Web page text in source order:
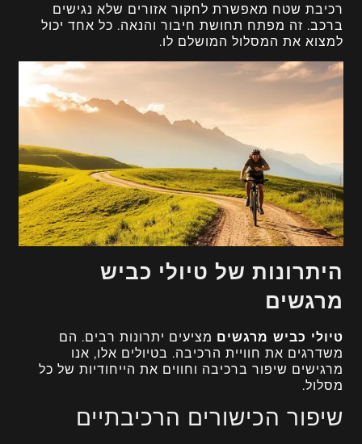
רכיבת שטח מאפשרת לחקור אזורים שלא נגישים
ברכב. זה מפתח תחושת חיבור והנאה. כל אחד יכול
למצוא את המסלול המושלם לו.
היתרונות של טיולי כביש
מרגשים
טיולי כביש מרגשים מציעים יתרונות רבים. הם
משדרגים את חוויית הרכיבה. בטיולים אלו, אנו
מרגישים שיפור ברכיבה וחווים את הייחודיות של כל
מסלול.
שיפור הכישורים הרכיבתיים